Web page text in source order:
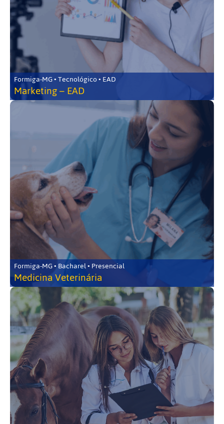
Formiga-MG • Tecnológico • EAD
Marketing – EAD
Formiga-MG • Bacharel • Presencial
Medicina Veterinária